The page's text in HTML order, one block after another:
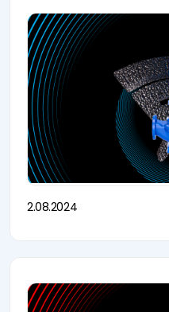
2.08.2024